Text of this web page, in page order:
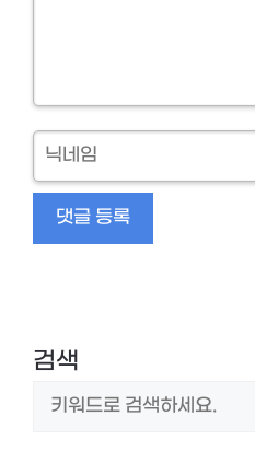
닉
네
검색